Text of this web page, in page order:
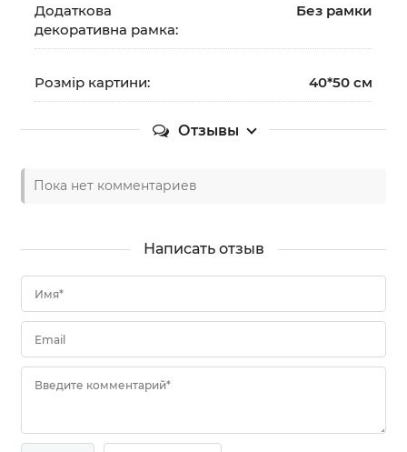
Додаткова
декоративна рамка:
Без рамки
Розмір картини: 40*50 см
Отзывы
Пока нет комментариев
Написать отзыв
Имя*
Email
Введите комментарий*